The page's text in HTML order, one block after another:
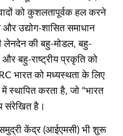
को कुशलतापूर्वक हल करने
उद्योग-शासित समाधान
लेनदेन की बहु-मोडल, बहु-
बहु-राष्ट्रीय प्रकृति को
भारत को मध्यस्थता के लिए
करता है, जो “भारत
संरेखित है।
केंद्र (आईएमसी) भी शुरू